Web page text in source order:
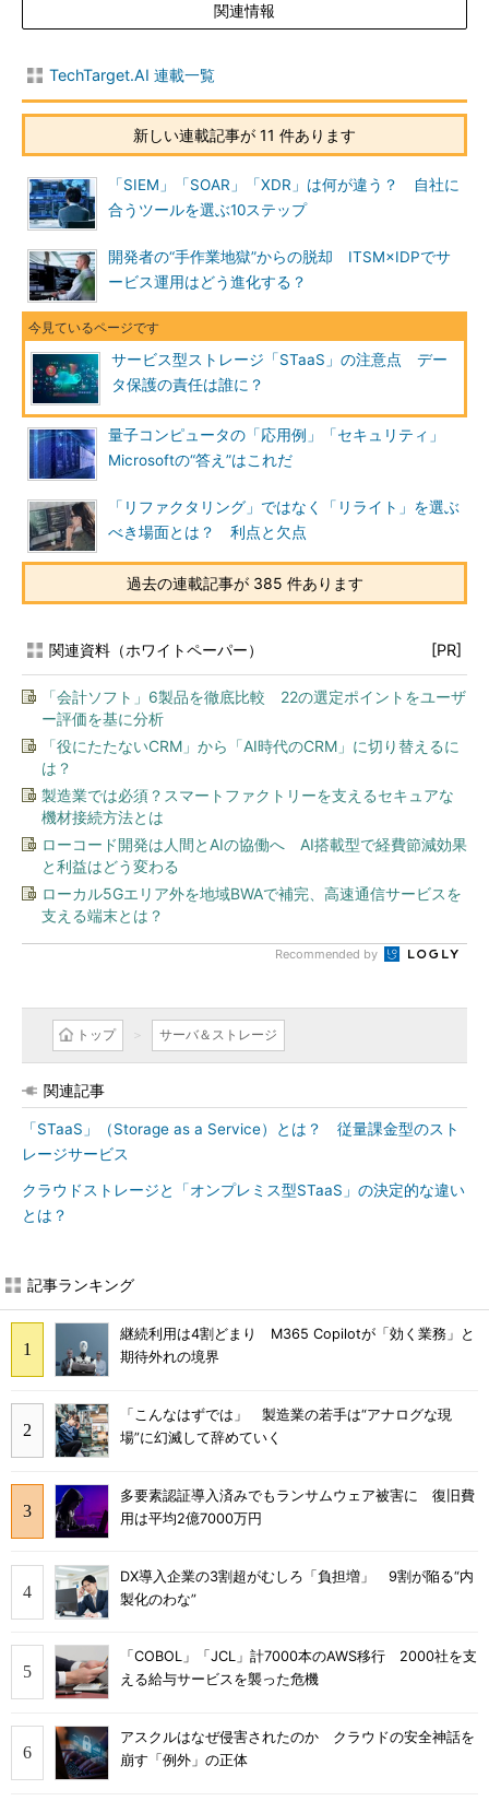
関連情報
TechTarget.AI 連載一覧
新しい連載記事が 11 件あります
「SIEM」「SOAR」「XDR」は何が違う？ 自社に
合うツールを選ぶ10ステップ
開発者の“手作業地獄”からの脱却 ITSM×IDPでサ
ービス運用はどう進化する？
サービス型ストレージ「STaaS」の注意点 デー
タ保護の責任は誰に？
量子コンピュータの「応用例」「セキュリティ」
Microsoftの“答え”はこれだ
「リファクタリング」ではなく「リライト」を選ぶ
べき場面とは？ 利点と欠点
過去の連載記事が 385 件あります
関連資料（ホワイトペーパー） [PR]
「会計ソフト」6製品を徹底比較 22の選定ポイントをユーザ
ー評価を基に分析
「役にたたないCRM」から「AI時代のCRM」に切り替えるに
は？
製造業では必須？スマートファクトリーを支えるセキュアな
機材接続方法とは
ローコード開発は人間とAIの協働へ AI搭載型で経費節減効果
と利益はどう変わる
ローカル5Gエリア外を地域BWAで補完、高速通信サービスを
支える端末とは？
Recommended by
トップ サーバ＆ストレージ
関連記事
「STaaS」（Storage as a Service）とは？ 従量課金型のスト
レージサービス
クラウドストレージと「オンプレミス型STaaS」の決定的な違い
とは？
記事ランキング
継続利用は4割どまり M365 Copilotが「効く業務」と
期待外れの境界
「こんなはずでは」 製造業の若手は“アナログな現
場”に幻滅して辞めていく
多要素認証導入済みでもランサムウェア被害に 復旧費
用は平均2億7000万円
DX導入企業の3割超がむしろ「負担増」 9割が陥る“内
製化のわな”
「COBOL」「JCL」計7000本のAWS移行 2000社を支
える給与サービスを襲った危機
アスクルはなぜ侵害されたのか クラウドの安全神話を
崩す「例外」の正体